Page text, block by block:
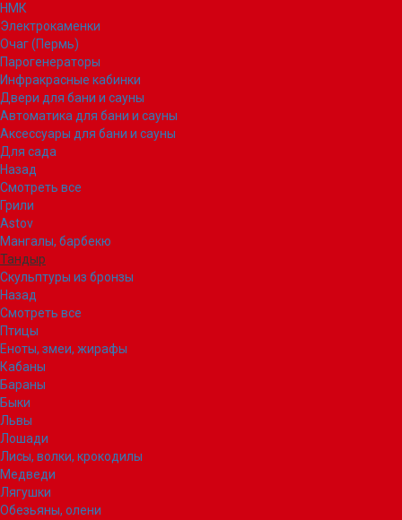
НМК
Электрокаменки
Очаг (Пермь)
Парогенераторы
Инфракрасные кабинки
Двери для бани и сауны
Автоматика для бани и сауны
Аксессуары для бани и сауны
Для сада
Назад
Смотреть все
Грили
Astov
Мангалы, барбекю
Тандыр
Скульптуры из бронзы
Назад
Смотреть все
Птицы
Еноты, змеи, жирафы
Кабаны
Бараны
Быки
Львы
Лошади
Лисы, волки, крокодилы
Медведи
Лягушки
Обезьяны, олени